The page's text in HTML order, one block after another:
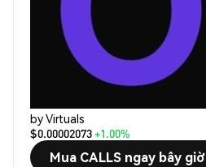
by Virtuals
$0.00002073+1.00%
Mua CALLS ngay bây giờ